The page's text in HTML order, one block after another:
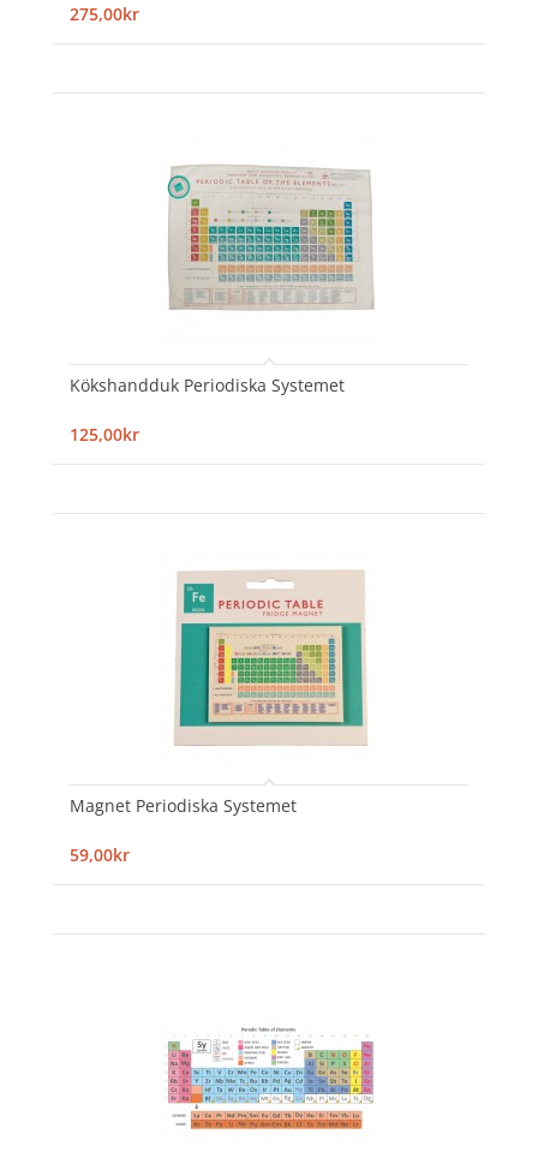
275,00kr
Kökshandduk Periodiska Systemet
125,00kr
Magnet Periodiska Systemet
59,00kr